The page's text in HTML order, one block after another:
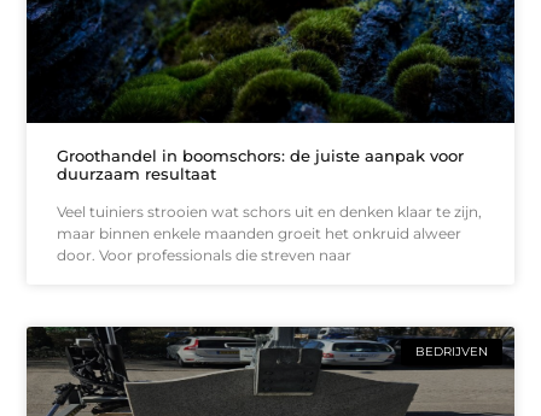
Groothandel in boomschors: de juiste aanpak voor
duurzaam resultaat
Veel tuiniers strooien wat schors uit en denken klaar te zijn,
maar binnen enkele maanden groeit het onkruid alweer
door. Voor professionals die streven naar
BEDRIJVEN